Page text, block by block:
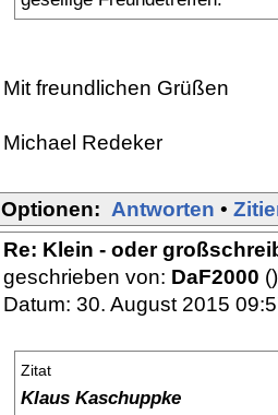
Mit freundlichen Grüßen
Michael Redeker
Optionen: Antworten •
Re: Klein - oder
geschrieben von: DaF2000 ()
Datum: 30. August 2015
Zitat
Klaus Kaschuppke